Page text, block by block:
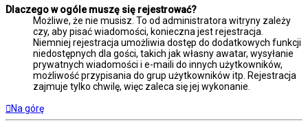
Dlaczego w ogóle muszę się rejestrować?
Możliwe, że nie musisz. To od administratora witryny zależy
czy, aby pisać wiadomości, konieczna jest rejestracja.
Niemniej rejestracja umożliwia dostęp do dodatkowych funkcji
niedostępnych dla gości, takich jak własny awatar, wysyłanie
prywatnych wiadomości i e-maili do innych użytkowników,
możliwość przypisania do grup użytkowników itp. Rejestracja
zajmuje tylko chwilę, więc zaleca się jej wykonanie.
Na górę